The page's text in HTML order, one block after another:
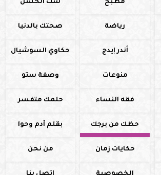
مطبخ ست الحسن
رياضة صحتك بالدنيا
أندر إيدج حكاوي السوشيال
منوعات وصفة ستو
فقه النساء حلمك متفسر
حظك من برجك بقلم آدم وحوا
حكايات زمان من نحن